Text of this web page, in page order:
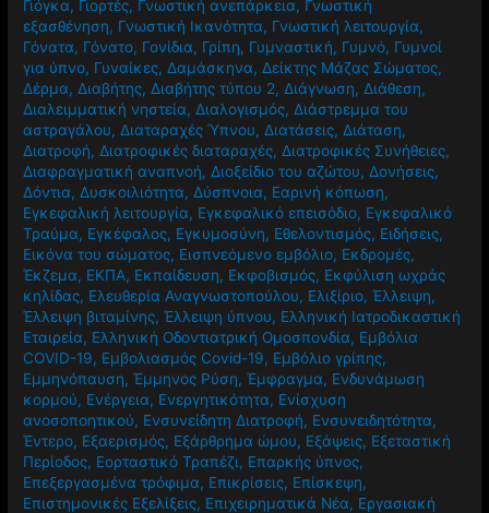
Γιόγκα, Γιορτές, Γνωστική ανεπάρκεια, Γνωστική
εξασθένηση, Γνωστική Ικανότητα, Γνωστική λειτουργία,
Γόνατα, Γόνατο, Γονίδια, Γρίπη, Γυμναστική, Γυμνό, Γυμνοί
για ύπνο, Γυναίκες, Δαμάσκηνα, Δείκτης Μάζας Σώματος,
Δέρμα, Διαβήτης, Διαβήτης τύπου 2, Διάγνωση, Διάθεση,
Διαλειμματική νηστεία, Διαλογισμός, Διάστρεμμα του
αστραγάλου, Διαταραχές Ύπνου, Διατάσεις, Διάταση,
Διατροφή, Διατροφικές διαταραχές, Διατροφικές Συνήθειες,
Διαφραγματική αναπνοή, Διοξείδιο του αζώτου, Δονήσεις,
Δόντια, Δυσκοιλιότητα, Δύσπνοια, Εαρινή κόπωση,
Εγκεφαλική λειτουργία, Εγκεφαλικό επεισόδιο, Εγκεφαλικό
Τραύμα, Εγκέφαλος, Εγκυμοσύνη, Εθελοντισμός, Ειδήσεις,
Εικόνα του σώματος, Εισπνεόμενο εμβόλιο, Εκδρομές,
Έκζεμα, ΕΚΠΑ, Εκπαίδευση, Εκφοβισμός, Εκφύλιση ωχράς
κηλίδας, Ελευθερία Αναγνωστοπούλου, Ελιξίριο,Έλλειψη,
Έλλειψη βιταμίνης,Έλλειψη ύπνου, Ελληνική Ιατροδικαστική
Εταιρεία, Ελληνική Οδοντιατρική Ομοσπονδία, Εμβόλια
COVID-19, Εμβολιασμός Covid-19, Εμβόλιο γρίπης,
Εμμηνόπαυση,Έμμηνος Ρύση,Έμφραγμα, Ενδυνάμωση
κορμού, Ενέργεια, Ενεργητικότητα, Ενίσχυση
ανοσοποητικού, Ενσυνείδητη Διατροφή, Ενσυνειδητότητα,
Έντερο, Εξαερισμός, Εξάρθρημα ώμου, Εξάψεις, Εξεταστική
Περίοδος, Εορταστικό Τραπέζι, Επαρκής ύπνος,
Επεξεργασμένα τρόφιμα, Επικρίσεις, Επίσκεψη,
Επιστημονικές Εξελίξεις, Επιχειρηματικά Νέα, Εργασιακή